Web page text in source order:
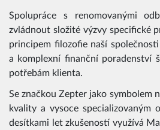
Spolupráce s renomovanými
zvládnout složité výzvy specifické
principem filozofie naší
a komplexní finanční poradenství
potřebám klienta.
Se značkou Zepter jako symbolem
kvality a vysoce specializovaným
desítkami let zkušeností využívá